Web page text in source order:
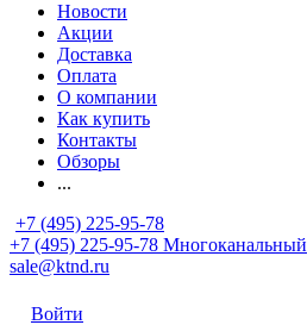
Новости
Акции
Доставка
Оплата
О компании
Как купить
Контакты
Обзоры
...
+7 (495) 225-95-78
+7 (495) 225-95-78 Многоканальный
sale@ktnd.ru
Войти